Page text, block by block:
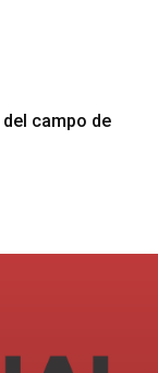
campo de